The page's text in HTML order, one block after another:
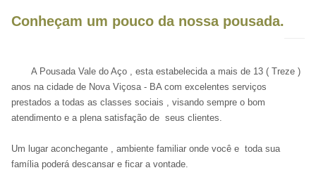
Conheçam um pouco da nossa pousada.
A Pousada Vale do Aço , esta estabelecida a mais de 13 ( Treze )
anos na cidade de Nova Viçosa - BA com excelentes serviços
prestados a todas as classes sociais , visando sempre o bom
atendimento e a plena satisfação de seus clientes.
Um lugar aconchegante , ambiente familiar onde você e toda sua
família poderá descansar e ficar a vontade.